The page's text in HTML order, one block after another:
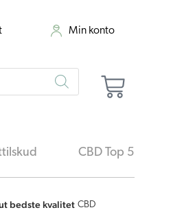
Min konto
Kurv
CBD Top 5
bedste kvalitet CBD